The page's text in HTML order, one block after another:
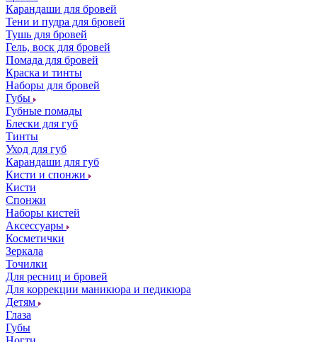
Карандаши для бровей
Тени и пудра для бровей
Тушь для бровей
Гель, воск для бровей
Помада для бровей
Краска и тинты
Наборы для бровей
Губы
Губные помады
Блески для губ
Тинты
Уход для губ
Карандаши для губ
Кисти и спонжи
Кисти
Спонжи
Наборы кистей
Аксессуары
Косметички
Зеркала
Точилки
Для ресниц и бровей
Для коррекции маникюра и педикюра
Детям
Глаза
Губы